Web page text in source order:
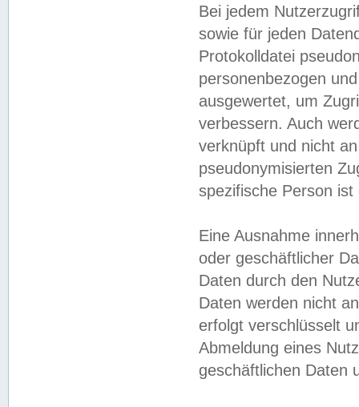
Bei jedem
sowie für jeden
Protokolldatei
personenbezogen
ausgewertet, um
verbessern. Auch
verknüpft und nicht
pseudonymisierten
spezifische Person
Eine Ausnahme
oder geschäftlicher
Daten durch den
Daten werden nicht
erfolgt verschlüsselt
Abmeldung eines
geschäftlichen Daten